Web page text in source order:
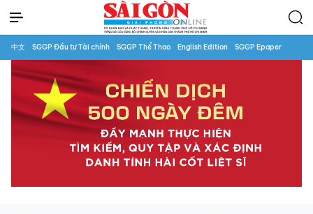
中文 SGGP Đầu tư Tài chính SGGP Thể Thao English Edition SGGP Epaper